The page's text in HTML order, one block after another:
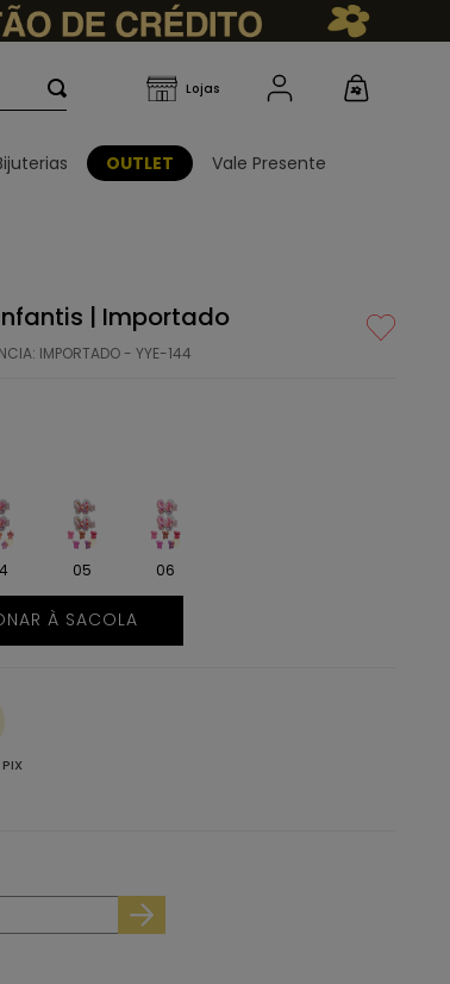
OUTLET Vale Presente
| Importado
: IMPORTADO - YYE-144
05 06
À SACOLA